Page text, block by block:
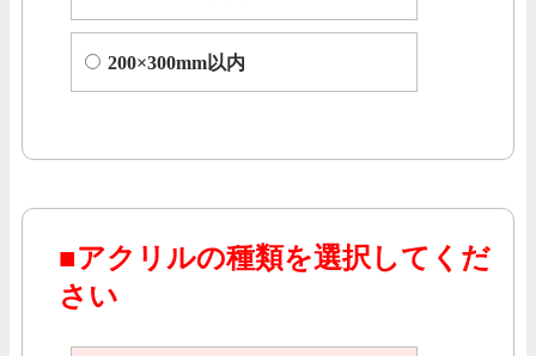
200×300mm以内
■アクリルの種類を選択してくだ
さい